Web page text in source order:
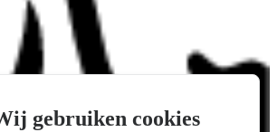
gebruiken cookies